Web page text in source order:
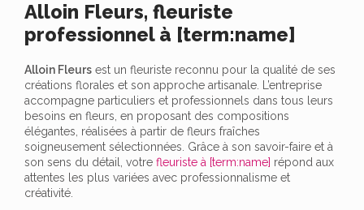
Alloin Fleurs, fleuriste
professionnel à [term:name]
Alloin Fleurs est un fleuriste reconnu pour la qualité de ses
créations florales et son approche artisanale. L’entreprise
accompagne particuliers et professionnels dans tous leurs
besoins en fleurs, en proposant des compositions
élégantes, réalisées à partir de fleurs fraîches
soigneusement sélectionnées. Grâce à son savoir-faire et à
son sens du détail, votre fleuriste à [term:name] répond aux
attentes les plus variées avec professionnalisme et
créativité.